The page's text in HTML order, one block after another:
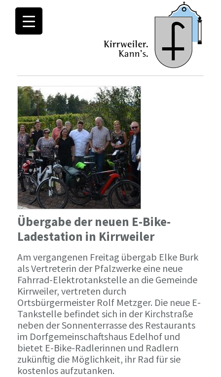
Übergabe der neuen E-Bike-
Ladestation in Kirrweiler
Am vergangenen Freitag übergab Elke Burk
als Vertreterin der Pfalzwerke eine neue
Fahrrad-Elektrotankstelle an die Gemeinde
Kirrweiler, vertreten durch
Ortsbürgermeister Rolf Metzger. Die neue E-
Tankstelle befindet sich in der Kirchstraße
neben der Sonnenterrasse des Restaurants
im Dorfgemeinschaftshaus Edelhof und
bietet E-Bike-Radlerinnen und Radlern
zukünftig die Möglichkeit, ihr Rad für sie
kostenlos aufzutanken.